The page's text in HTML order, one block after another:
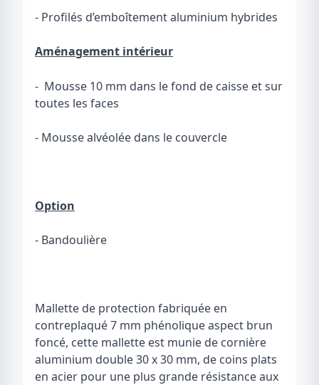
- Profilés d’emboîtement aluminium hybrides
Aménagement intérieur
- Mousse 10 mm dans le fond de caisse et sur
toutes les faces
- Mousse alvéolée dans le couvercle
Option
- Bandoulière
Mallette de protection fabriquée en
contreplaqué 7 mm phénolique aspect brun
foncé, cette mallette est munie de cornière
aluminium double 30 x 30 mm, de coins plats
en acier pour une plus grande résistance aux